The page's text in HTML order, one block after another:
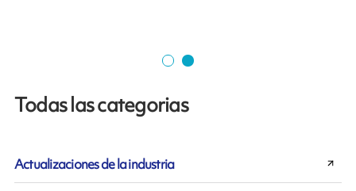
Todas las categorias
Actualizaciones de la industria